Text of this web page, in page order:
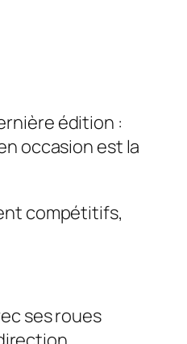
édition :
occasion est la
compétitifs,
ses roues